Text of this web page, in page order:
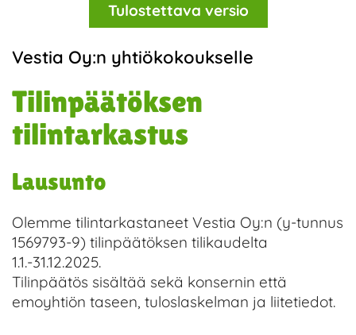
Tulostettava versio
Vestia Oy:n yhtiökokoukselle
Tilinpäätöksen
tilintarkastus
Lausunto
Olemme tilintarkastaneet Vestia Oy:n (y-tunnus
1569793-9) tilinpäätöksen tilikaudelta
1.1.-31.12.2025.
Tilinpäätös sisältää sekä konsernin että
emoyhtiön taseen, tuloslaskelman ja liitetiedot.